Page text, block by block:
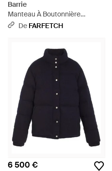
Barrie
Manteau À Boutonnière
Croisée - Noir
De FARFETCH
6 500 €